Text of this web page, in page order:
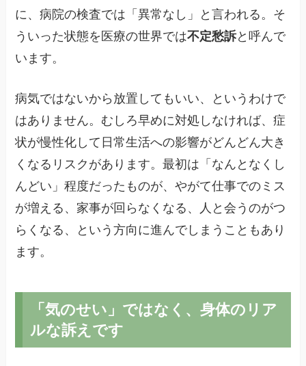
に、病院の検査では「異常なし」と言われる。そ
ういった状態を医療の世界では不定愁訴と呼んで
います。
病気ではないから放置してもいい、というわけで
はありません。むしろ早めに対処しなければ、症
状が慢性化して日常生活への影響がどんどん大き
くなるリスクがあります。最初は「なんとなくし
んどい」程度だったものが、やがて仕事でのミス
が増える、家事が回らなくなる、人と会うのがつ
らくなる、という方向に進んでしまうこともあり
ます。
「気のせい」ではなく、身体のリア
ルな訴えです